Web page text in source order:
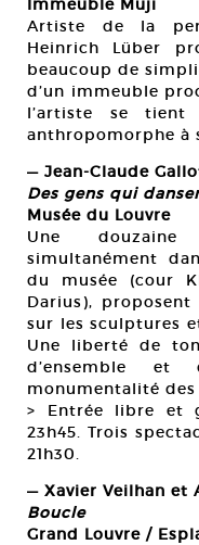
Immeuble Muji
Artiste de la
Heinrich Lüber
beaucoup de
d’un immeuble
l’artiste se
anthropomorphe à
— Jean-Claude
Des gens qui
Musée du Louvre
Une
simultanément
du musée (cour
Darius),
sur les sculptures
Une liberté de
d’ensemble
monumentalité
> Entrée libre et
23h45. Trois
21h30.
— Xavier Veilhan et
Boucle
Grand Louvre /